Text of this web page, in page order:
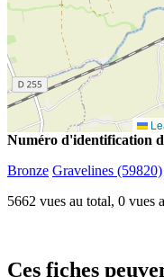
Numéro d'identification
Bronze Gravelines (59820)
5662 vues au total, 0 vues
Ces fiches